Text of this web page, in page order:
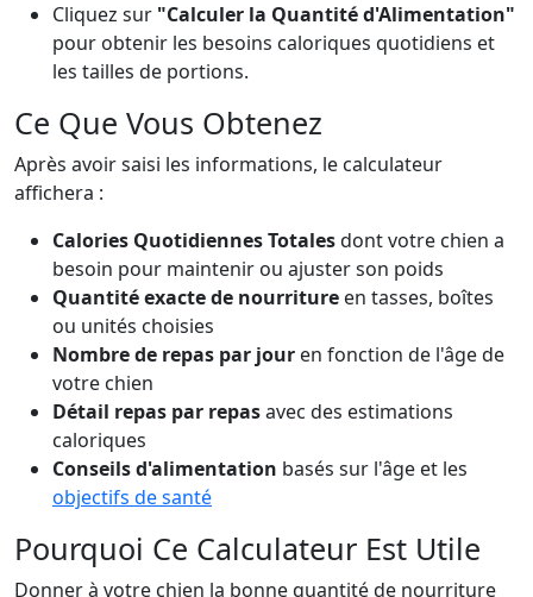
Cliquez sur "Calculer la Quantité d'Alimentation"
pour obtenir les besoins caloriques quotidiens et
les tailles de portions.
Ce Que Vous Obtenez
Après avoir saisi les informations, le calculateur
affichera :
Calories Quotidiennes Totalesdont votre chien a
besoin pour maintenir ou ajuster son poids
Quantité exacte de nourriture en tasses, boîtes
ou unités choisies
Nombre de repas par jour en fonction de l'âge de
votre chien
Détail repas par repasavec des estimations
caloriques
Conseils d'alimentation basés sur l'âge et les
objectifs de santé
Pourquoi Ce Calculateur Est Utile
Donner à votre chien la bonne quantité de nourriture